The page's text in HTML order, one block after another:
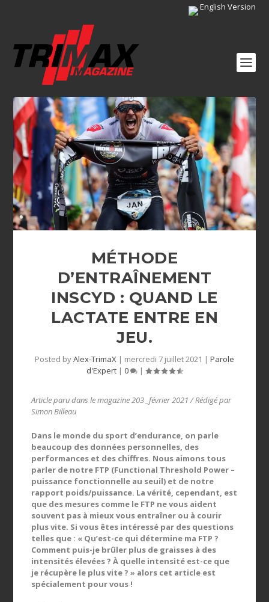
English Version
MÉTHODE
D’ENTRAÎNEMENT
INSCYD : QUAND LE
LACTATE ENTRE EN
JEU.
Posted byAlex-TrimaX | mercredi 7 juillet 2021 | Parole
d'Expert | 0 |
Article paru dans le magazine 203 _février 2021 / Rédigé par
Simon Billeau
Dans le monde du sport d’endurance, on parle
beaucoup des données personnelles, des
performances et des chiffres. Nous aimons tous
parler de notre FTP (Functional Threshold Power –
puissance fonctionnelle au seuil) et de notre
rapport poids/puissance. La vérité, cependant, est
que des mesures comme le FTP ne vous aident
souvent pas à mieux vous entraîner ou à courir
plus vite. Si vous êtes intéressé par des questions
telles que : « Qu’est-ce qui détermine ma FTP ?
Comment puis-je brûler plus de graisses à des
intensités élevées ? À quelle intensité est-ce que
je récupère le plus vite ? » alors cet article est
spécialement pour vous !